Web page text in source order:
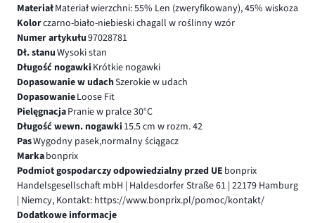
MateriałMateriał wierzchni: 55% Len (zweryfikowany), 45% wiskoza
Kolorczarno-biało-niebieski chagall w roślinny wzór
Numer artykułu97028781
Dł. stanuWysoki stan
Długość nogawki Krótkie nogawki
Dopasowanie w udachSzerokie w udach
DopasowanieLoose Fit
PielęgnacjaPranie w pralce 30°C
Długość wewn. nogawki 15.5 cm w rozm. 42
PasWygodny pasek,normalny ściągacz
Markabonprix
Podmiot gospodarczy odpowiedzialny przed UE bonprix
Handelsgesellschaft mbH | Haldesdorfer Straße 61 | 22179 Hamburg
| Niemcy, Kontakt: https://www.bonprix.pl/pomoc/kontakt/
Dodatkowe informacje